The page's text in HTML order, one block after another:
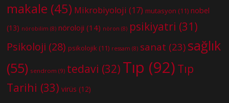
makale (45) Mikrobiyoloji (17) mutasyon (11) nobel
(13) nörobilim (8) nöroloji (14) nöron (8) psikiyatri (31)
Psikoloji (28) psikolojik (11) ressam (8) sanat (23) sağlık
(55) sendrom (9) tedavi (32) Tıp (92) Tıp
Tarihi (33) virüs (12)